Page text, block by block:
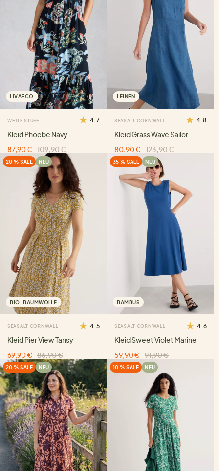
LIVAECO
WHITE STUFF 4.7
Kleid Phoebe Navy
87,90 €
109,90 €
LEINEN
SEASALT CORNWALL 4.8
Kleid Grass Wave Sailor
80,90 €
123,90 €
20 % SALE NEU
BIO-BAUMWOLLE
SEASALT CORNWALL 4.5
Kleid Pier View Tansy
69,90 €
86,90 €
35 % SALE NEU
BAMBUS
SEASALT CORNWALL 4.6
Kleid Sweet Violet Marine
59,90 €
91,90 €
20 % SALE NEU 10 % SALE NEU